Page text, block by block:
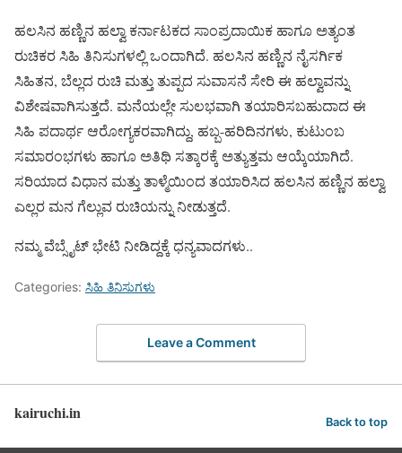
ಹಲಸಿನ ಹಣ್ಣಿನ ಹಲ್ವಾ ಕರ್ನಾಟಕದ ಸಾಂಪ್ರದಾಯಿಕ ಹಾಗೂ ಅತ್ಯಂತ
ರುಚಿಕರ ಸಿಹಿ ತಿನಿಸುಗಳಲ್ಲಿ ಒಂದಾಗಿದೆ. ಹಲಸಿನ ಹಣ್ಣಿನ ನೈಸರ್ಗಿಕ
ಸಿಹಿತನ, ಬೆಲ್ಲದ ರುಚಿ ಮತ್ತು ತುಪ್ಪದ ಸುವಾಸನೆ ಸೇರಿ ಈ ಹಲ್ವಾವನ್ನು
ವಿಶೇಷವಾಗಿಸುತ್ತದೆ. ಮನೆಯಲ್ಲೇ ಸುಲಭವಾಗಿ ತಯಾರಿಸಬಹುದಾದ ಈ
ಸಿಹಿ ಪದಾರ್ಥ ಆರೋಗ್ಯಕರವಾಗಿದ್ದು, ಹಬ್ಬ-ಹರಿದಿನಗಳು, ಕುಟುಂಬ
ಸಮಾರಂಭಗಳು ಹಾಗೂ ಅತಿಥಿ ಸತ್ಕಾರಕ್ಕೆ ಅತ್ಯುತ್ತಮ ಆಯ್ಕೆಯಾಗಿದೆ.
ಸರಿಯಾದ ವಿಧಾನ ಮತ್ತು ತಾಳ್ಮೆಯಿಂದ ತಯಾರಿಸಿದ ಹಲಸಿನ ಹಣ್ಣಿನ ಹಲ್ವಾ
ಎಲ್ಲರ ಮನ ಗೆಲ್ಲುವ ರುಚಿಯನ್ನು ನೀಡುತ್ತದೆ.
ನಮ್ಮ ವೆಬ್ಸೈಟ್ ಭೇಟಿ ನೀಡಿದ್ದಕ್ಕೆ ಧನ್ಯವಾದಗಳು..
Categories: ಸಿಹಿ ತಿನಿಸುಗಳು
Leave a Comment
kairuchi.in Back to top